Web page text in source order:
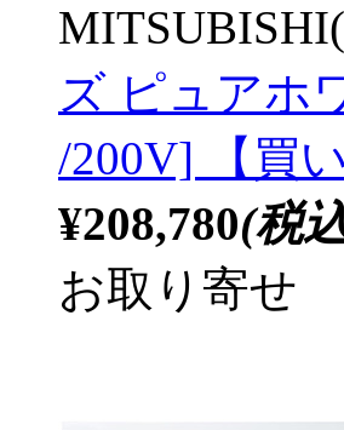
ズ ピュアホ
/200V] 【買
¥208,780(税
お取り寄せ